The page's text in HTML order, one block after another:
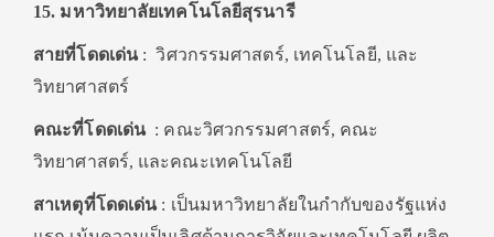
15. มหาวิทยาลัยเทคโนโลยีสุรนารี
สายที่โดดเด่น:วิศวกรรมศาสตร์, เทคโนโลยี, และ
วิทยาศาสตร์
คณะที่โดดเด่น: คณะวิศวกรรมศาสตร์, คณะ
วิทยาศาสตร์, และคณะเทคโนโลยี
สาเหตุที่โดดเด่น: เป็นมหาวิทยาลัยในกำกับของรัฐแห่ง